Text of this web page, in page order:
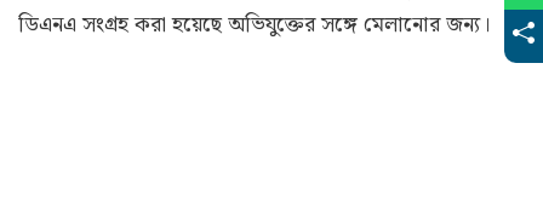
ডিএনএ সংগ্রহ করা হয়েছে অভিযুক্তের সঙ্গে মেলানোর জন্য।